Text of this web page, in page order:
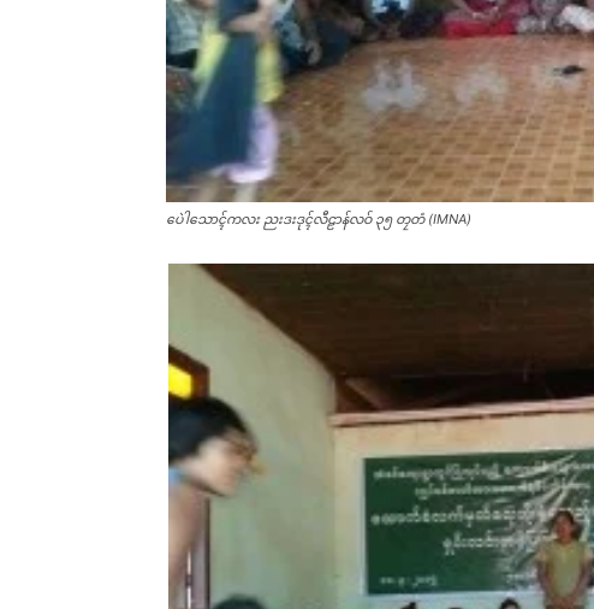
ပေဲါသောၚ်ကလး ညးဒးဒုၚ်လီဠာန်လဝ် ၃၅ တၠတံ (IMNA)